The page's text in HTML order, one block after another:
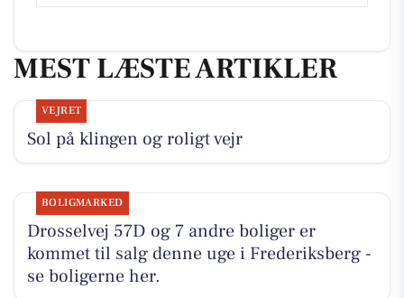
MEST LÆSTE ARTIKLER
VEJRET
Sol på klingen og roligt vejr
BOLIGMARKED
Drosselvej 57D og 7 andre boliger er
kommet til salg denne uge i Frederiksberg -
se boligerne her.